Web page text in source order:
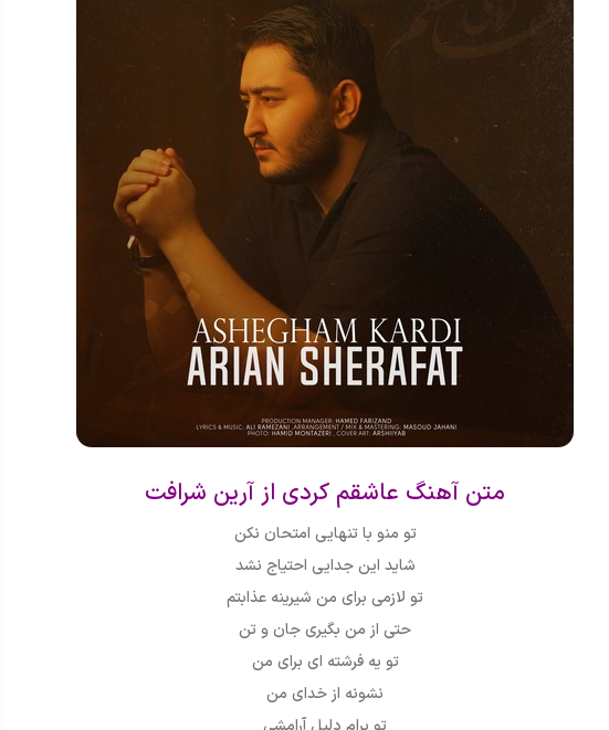
متن آهنگ عاشقم کردی از آرین شرافت
تو منو با تنهایی امتحان نکن
شاید این جدایی احتیاج نشد
تو لازمی برای من شیرینه عذابتم
حتی از من بگیری جان و تن
تو یه فرشته ای برای من
نشونه از خدای من